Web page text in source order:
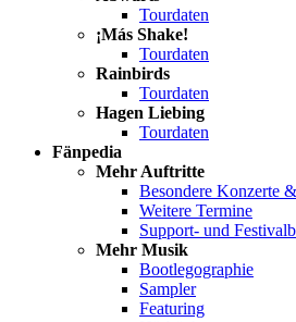
Tourdaten
¡Más Shake!
Tourdaten
Rainbirds
Tourdaten
Hagen Liebing
Tourdaten
Fänpedia
Mehr Auftritte
Besondere Konzerte
Weitere Termine
Support- und
Mehr Musik
Bootlegographie
Sampler
Featuring